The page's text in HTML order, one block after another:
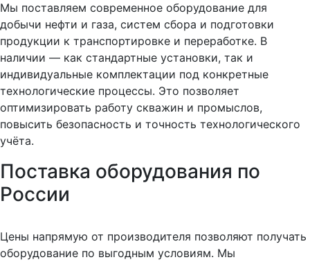
Мы поставляем современное оборудование для
добычи нефти и газа, систем сбора и подготовки
продукции к транспортировке и переработке. В
наличии — как стандартные установки, так и
индивидуальные комплектации под конкретные
технологические процессы. Это позволяет
оптимизировать работу скважин и промыслов,
повысить безопасность и точность технологического
учёта.
Поставка оборудования по
России
Цены напрямую от производителя позволяют получать
оборудование по выгодным условиям. Мы